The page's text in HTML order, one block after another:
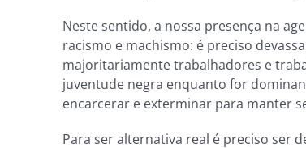
Neste sentido, a nossa presença na
racismo e machismo: é preciso
majoritariamente trabalhadores e
juventude negra enquanto for
encarcerar e exterminar para manter
Para ser alternativa real é preciso ser